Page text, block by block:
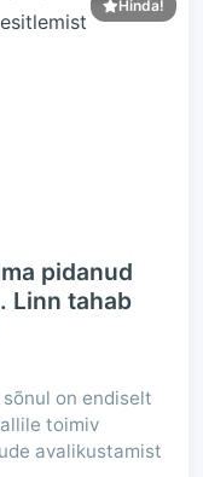
Hinda!
pidanud
Linn tahab
on endiselt
toimiv
avalikustamist